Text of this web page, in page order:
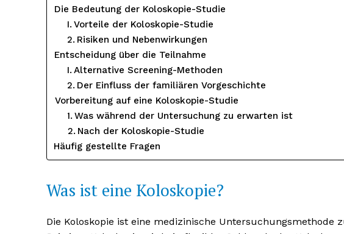
Die Bedeutung der Koloskopie-Studie
Vorteile der Koloskopie-Studie
Risiken und Nebenwirkungen
Entscheidung über die Teilnahme
Alternative Screening-Methoden
Der Einfluss der familiären Vorgeschichte
Vorbereitung auf eine Koloskopie-Studie
Was während der Untersuchung zu erwarten ist
Nach der Koloskopie-Studie
Häufig gestellte Fragen
Was ist eine Koloskopie?
Die Koloskopie ist eine medizinische